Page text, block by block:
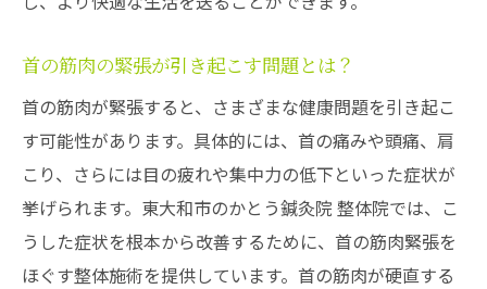
首の筋肉の緊張が引き起こす問題とは？
首の筋肉が緊張すると、さまざまな健康問題を引き起こ
す可能性があります。具体的には、首の痛みや頭痛、肩
こり、さらには目の疲れや集中力の低下といった症状が
挙げられます。東大和市のかとう鍼灸院 整体院では、こ
うした症状を根本から改善するために、首の筋肉緊張を
ほぐす整体施術を提供しています。首の筋肉が硬直する